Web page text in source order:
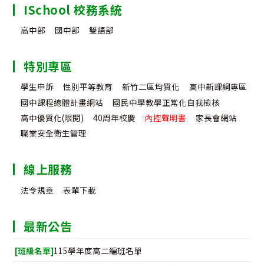
ISchool 校務系統
高中部 國中部 雙語部
特別專區
學生申訴 性別平等教育 新竹二區均質化
高中新課綱專區
國中課程總體計畫網站
國民中學教學正常化自我檢核
高中優質化(限閱)
40周年校慶 內控聲明書
家長會網站
職業安全衛生管理
線上服務
法令規章 表單下載
最新公告
[班級名單]115學年度高二編班名單